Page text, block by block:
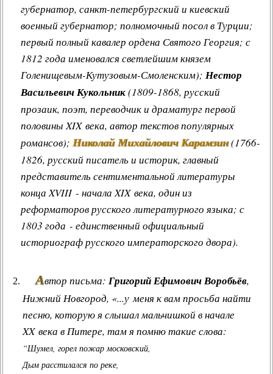
губернатор, санкт-петербургский и киевский
военный губернатор; полномочный посол в Турции;
первый полный кавалер ордена Святого Георгия; с
1812 года именовался светлейшим князем
Голенищевым-Кутузовым-Смоленским); Нестор
Васильевич Кукольник(1809-1868, русский
прозаик, поэт, переводчик и драматург первой
половины XIX века, автор текстов популярных
романсов); Николай Михайлович Карамзин(1766-
1826, русский писатель и историк, главный
представитель сентиментальной литературы
конца XVIII - начала XIX века, один из
реформаторов русского литературного языка; с
1803 года - единственный официальный
историограф русского императорского двора).
Автор письма: Григорий Ефимович Воробьёв,
Нижний Новгород, «...у меня к вам просьба найти
песню, которую я слышал мальчишкой в начале
XX века в Питере, там я помню такие слова:
“Шумел, горел пожар московский,
Дым расстилался по реке,